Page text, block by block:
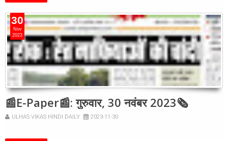
30
Nov
2023
📰E-Paper📰: गुरुवार, 30 नवंबर 2023🗞
ULHAS VIKAS HINDI DAILY 2023-11-30